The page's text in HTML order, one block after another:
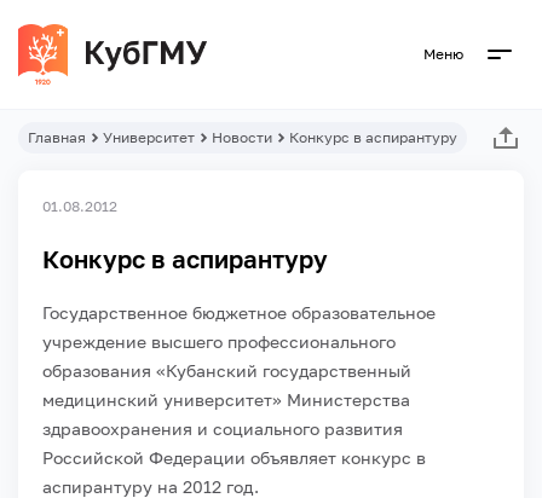
Меню
Главная Университет Новости Конкурс в аспирантуру
01.08.2012
Конкурс в аспирантуру
Государственное бюджетное образовательное
учреждение высшего профессионального
образования «Кубанский государственный
медицинский университет» Министерства
здравоохранения и социального развития
Российской Федерации объявляет конкурс в
аспирантуру на 2012 год.